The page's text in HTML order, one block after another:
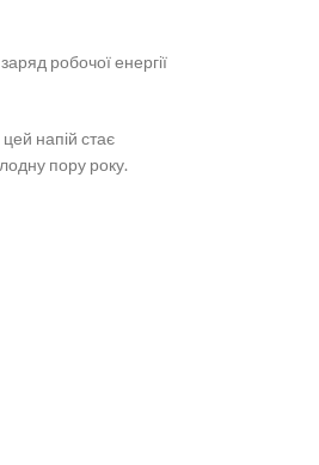
робочої енергії
напій стає
пору року.